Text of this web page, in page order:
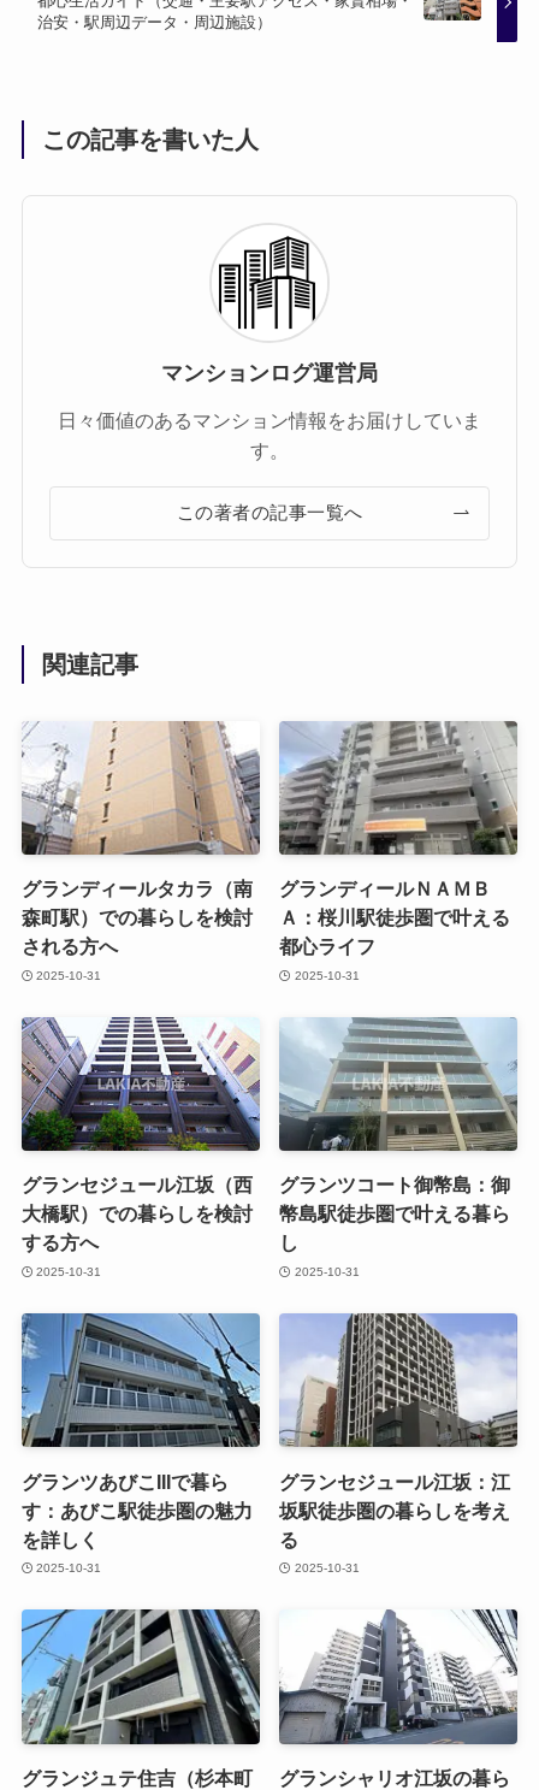
治安・駅周辺データ・周辺施設）
この記事を書いた人
マンションログ運営局
日々価値のあるマンション情報をお届けしていま
す。
この著者の記事一覧へ
関連記事
グランディールタカラ（南
森町駅）での暮らしを検討
される方へ
2025-10-31
グランディールＮＡＭＢ
Ａ：桜川駅徒歩圏で叶える
都心ライフ
2025-10-31
グランセジュール江坂（西
大橋駅）での暮らしを検討
する方へ
2025-10-31
グランツコート御幣島：御
幣島駅徒歩圏で叶える暮ら
し
2025-10-31
グランツあびこIIIで暮ら
す：あびこ駅徒歩圏の魅力
を詳しく
2025-10-31
グランセジュール江坂：江
坂駅徒歩圏の暮らしを考え
る
2025-10-31
グランジュテ住吉（杉本町
グランシャリオ江坂の暮ら